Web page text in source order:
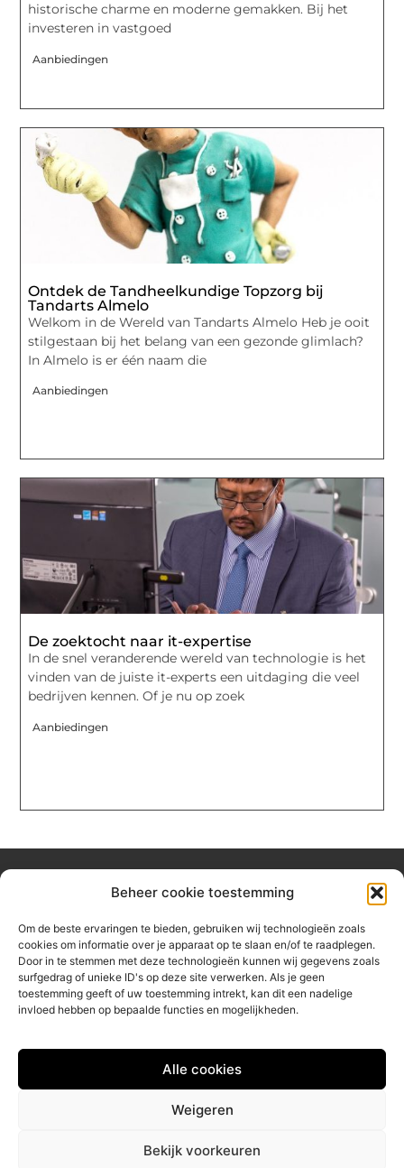
Beheer cookie toestemming
Om de beste ervaringen te bieden, gebruiken wij technologieën zoals
cookies om informatie over je apparaat op te slaan en/of te raadplegen.
Door in te stemmen met deze technologieën kunnen wij gegevens zoals
surfgedrag of unieke ID's op deze site verwerken. Als je geen
toestemming geeft of uw toestemming intrekt, kan dit een nadelige
invloed hebben op bepaalde functies en mogelijkheden.
Alle cookies
Weigeren
Bekijk voorkeuren
historische charme en moderne gemakken. Bij het
investeren in vastgoed
Aanbiedingen
Ontdek de Tandheelkundige Topzorg bij
Tandarts Almelo
Welkom in de Wereld van Tandarts Almelo Heb je ooit
stilgestaan bij het belang van een gezonde glimlach?
In Almelo is er één naam die
Aanbiedingen
De zoektocht naar it-expertise
In de snel veranderende wereld van technologie is het
vinden van de juiste it-experts een uitdaging die veel
bedrijven kennen. Of je nu op zoek
Aanbiedingen
Jouw gids voor inspiratie en tips uit het dagelijks leven.
Ontdek een brede verzameling blogs en artikelen die je helpen
om het meeste uit elke dag te halen, met praktische adviezen
en verrassende inzichten.
Bericht categorie
Main Links